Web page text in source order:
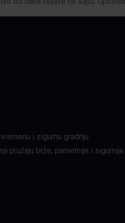
i sigurnu gradnju.
pružaju brže, pametnije i sigurnije